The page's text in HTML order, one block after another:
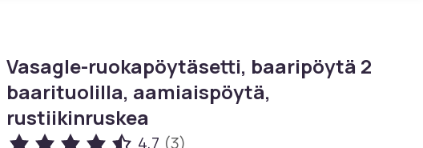
Vasagle-ruokapöytäsetti, baaripöytä 2
baarituolilla, aamiaispöytä,
rustiikinruskea
4,7 (3)